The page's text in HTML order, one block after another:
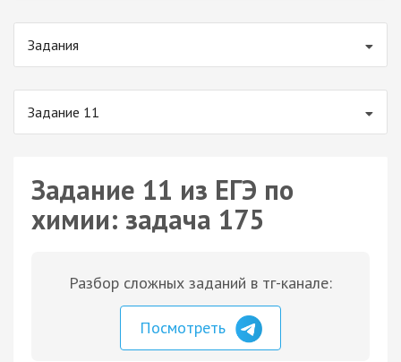
Задания
Задание 11
Задание 11 из ЕГЭ по
химии: задача 175
Разбор сложных заданий в тг-канале:
Посмотреть